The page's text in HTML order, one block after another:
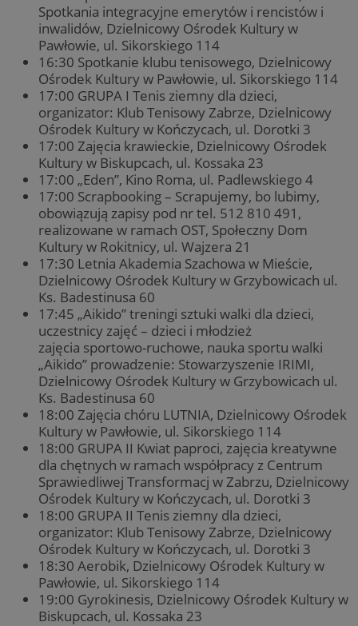
Spotkania integracyjne emerytów i rencistów i
inwalidów, Dzielnicowy Ośrodek Kultury w
Pawłowie, ul. Sikorskiego 114
16:30 Spotkanie klubu tenisowego, Dzielnicowy
Ośrodek Kultury w Pawłowie, ul. Sikorskiego 114
17:00 GRUPA I Tenis ziemny dla dzieci,
organizator: Klub Tenisowy Zabrze, Dzielnicowy
Ośrodek Kultury w Kończycach, ul. Dorotki 3
17:00 Zajęcia krawieckie, Dzielnicowy Ośrodek
Kultury w Biskupcach, ul. Kossaka 23
17:00 „Eden”, Kino Roma, ul. Padlewskiego 4
17:00 Scrapbooking – Scrapujemy, bo lubimy,
obowiązują zapisy pod nr tel. 512 810 491,
realizowane w ramach OST, Społeczny Dom
Kultury w Rokitnicy, ul. Wajzera 21
17:30 Letnia Akademia Szachowa w Mieście,
Dzielnicowy Ośrodek Kultury w Grzybowicach ul.
Ks. Badestinusa 60
17:45 „Aikido” treningi sztuki walki dla dzieci,
uczestnicy zajęć – dzieci i młodzież
zajęcia sportowo-ruchowe, nauka sportu walki
„Aikido” prowadzenie: Stowarzyszenie IRIMI,
Dzielnicowy Ośrodek Kultury w Grzybowicach ul.
Ks. Badestinusa 60
18:00 Zajęcia chóru LUTNIA, Dzielnicowy Ośrodek
Kultury w Pawłowie, ul. Sikorskiego 114
18:00 GRUPA II Kwiat paproci, zajęcia kreatywne
dla chętnych w ramach współpracy z Centrum
Sprawiedliwej Transformacj w Zabrzu, Dzielnicowy
Ośrodek Kultury w Kończycach, ul. Dorotki 3
18:00 GRUPA II Tenis ziemny dla dzieci,
organizator: Klub Tenisowy Zabrze, Dzielnicowy
Ośrodek Kultury w Kończycach, ul. Dorotki 3
18:30 Aerobik, Dzielnicowy Ośrodek Kultury w
Pawłowie, ul. Sikorskiego 114
19:00 Gyrokinesis, Dzielnicowy Ośrodek Kultury w
Biskupcach, ul. Kossaka 23